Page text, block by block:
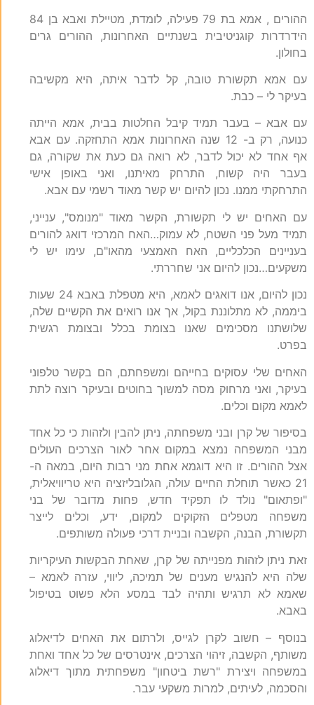
ההורים , אמא בת 79 פעילה, לומדת, מטיילת ואבא בן 84
הידרדרות קוגניטיבית בשנתיים האחרונות, ההורים גרים
בחולון.
עם אמא תקשורת טובה, קל לדבר איתה, היא מקשיבה
בעיקר לי – כבת.
עם אבא – בעבר תמיד קיבל החלטות בבית, אמא הייתה
כנועה, רק ב- 12 שנה האחרונות אמא התחזקה. עם אבא
אף אחד לא יכול לדבר, לא רואה גם כעת את שקורה, גם
בעבר היה קשוח, התרחק מאיתנו, ואני באופן אישי
התרחקתי ממנו. נכון להיום יש קשר מאוד רשמי עם אבא.
עם האחים יש לי תקשורת, הקשר מאוד "מנומס", ענייני,
תמיד מעל פני השטח, לא עמוק…האח המרכזי דואג להורים
בעניינים הכלכליים, האח האמצעי מהאו"ם, עימו יש לי
משקעים…נכון להיום אני שחררתי.
נכון להיום, אנו דואגים לאמא, היא מטפלת באבא 24 שעות
ביממה, לא מתלוננת בקול, אך אנו רואים את הקשיים שלה,
שלושתנו מסכימים שאנו בצומת בכלל ובצומת רגשית
בפרט.
האחים שלי עסוקים בחייהם ומשפחתם, הם בקשר טלפוני
בעיקר, ואני מרחוק מסה למשוך בחוטים ובעיקר רוצה לתת
לאמא מקום וכלים.
בסיפור של קרן ובני משפחתה, ניתן להבין ולזהות כי כל אחד
מבני המשפחה נמצא במקום אחר לאור הצרכים העולים
אצל ההורים. זו היא דוגמא אחת מני רבות היום, במאה ה-
21 כאשר תוחלת החיים עולה, הגלובליזציה היא טריוויאלית,
"ופתאום" נולד לו תפקיד חדש, פחות מדובר של בני
משפחה מטפלים הזקוקים למקום, ידע, וכלים לייצר
תקשורת, הבנה, הקשבה ובניית דרכי פעולה משותפים.
זאת ניתן לזהות מפנייתה של קרן, שאחת הבקשות העיקריות
שלה היא להנגיש מענים של תמיכה, ליווי, עזרה לאמא –
שאמא לא תרגיש ותהיה לבד במסע הלא פשוט בטיפול
באבא.
בנוסף – חשוב לקרן לגייס, ולרתום את האחים לדיאלוג
משותף, הקשבה, זיהוי הצרכים, אינטרסים של כל אחד ואחת
במשפחה ויצירת "רשת ביטחון" משפחתית מתוך דיאלוג
והסכמה, לעיתים, למרות משקעי עבר.